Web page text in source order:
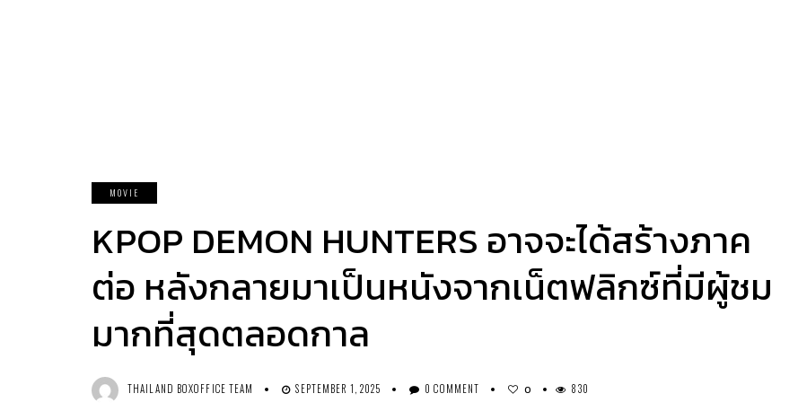
MOVIE
KPOP DEMON HUNTERS อาจจะได้สร้างภาค
ต่อ หลังกลายมาเป็นหนังจากเน็ตฟลิกซ์ที่มีผู้ชม
มากที่สุดตลอดกาล
THAILAND BOXOFFICE TEAM SEPTEMBER 1, 2025 0 COMMENT 0 830